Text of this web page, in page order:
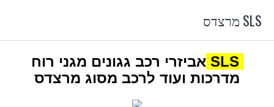
SLS מרצדס
אביזרי רכב גגונים מגני רוח
מדרכות ועוד לרכב מסוג מרצדס